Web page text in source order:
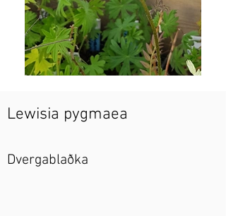
Lewisia pygmaea
Dvergablaðka